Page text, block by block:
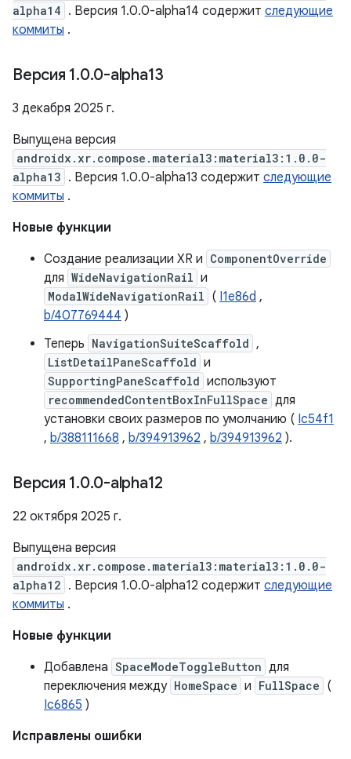
alpha14 . Версия 1.0.0-alpha14 содержит следующие
коммиты .
Версия 1.0.0-alpha13
3 декабря 2025 г.
Выпущена версия
androidx.xr.compose.material3:material3:1.0.0-
alpha13 . Версия 1.0.0-alpha13 содержит следующие
коммиты .
Новые функции
Создание реализации XR и ComponentOverride
для WideNavigationRail и
ModalWideNavigationRail ( I1e86d ,
b/407769444 )
Теперь NavigationSuiteScaffold ,
ListDetailPaneScaffold и
SupportingPaneScaffold используют
recommendedContentBoxInFullSpace для
установки своих размеров по умолчанию ( Ic54f1
, b/388111668 , b/394913962 , b/394913962 ).
Версия 1.0.0-alpha12
22 октября 2025 г.
Выпущена версия
androidx.xr.compose.material3:material3:1.0.0-
alpha12 . Версия 1.0.0-alpha12 содержит следующие
коммиты .
Новые функции
Добавлена SpaceModeToggleButton для
переключения между HomeSpace и FullSpace (
Ic6865 )
Исправлены ошибки